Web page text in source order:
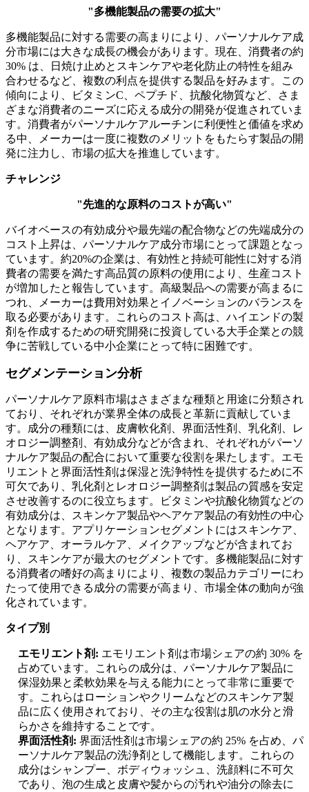
"多機能製品の需要の拡大"
多機能製品に対する需要の高まりにより、パーソナルケア成
分市場には大きな成長の機会があります。現在、消費者の約
30% は、日焼け止めとスキンケアや老化防止の特性を組み
合わせるなど、複数の利点を提供する製品を好みます。この
傾向により、ビタミンC、ペプチド、抗酸化物質など、さま
ざまな消費者のニーズに応える成分の開発が促進されていま
す。消費者がパーソナルケアルーチンに利便性と価値を求め
る中、メーカーは一度に複数のメリットをもたらす製品の開
発に注力し、市場の拡大を推進しています。
チャレンジ
"先進的な原料のコストが高い"
バイオベースの有効成分や最先端の​​配合物などの先端成分の
コスト上昇は、パーソナルケア成分市場にとって課題となっ
ています。約20%の企業は、有効性と持続可能性に対する消
費者の需要を満たす高品質の原料の使用により、生産コスト
が増加したと報告しています。高級製品への需要が高まるに
つれ、メーカーは費用対効果とイノベーションのバランスを
取る必要があります。これらのコスト高は、ハイエンドの製
剤を作成するための研究開発に投資している大手企業との競
争に苦戦している中小企業にとって特に困難です。
セグメンテーション分析
パーソナルケア原料市場はさまざまな種類と用途に分類され
ており、それぞれが業界全体の成長と革新に貢献していま
す。成分の種類には、皮膚軟化剤、界面活性剤、乳化剤、レ
オロジー調整剤、有効成分などが含まれ、それぞれがパーソ
ナルケア製品の配合において重要な役割を果たします。エモ
リエントと界面活性剤は保湿と洗浄特性を提供するために不
可欠であり、乳化剤とレオロジー調整剤は製品の質感を安定
させ改善するのに役立ちます。ビタミンや抗酸化物質などの
有効成分は、スキンケア製品やヘアケア製品の有効性の中心
となります。アプリケーションセグメントにはスキンケア、
ヘアケア、オーラルケア、メイクアップなどが含まれてお
り、スキンケアが最大のセグメントです。多機能製品に対す
る消費者の嗜好の高まりにより、複数の製品カテゴリーにわ
たって使用できる成分の需要が高まり、市場全体の動向が強
化されています。
タイプ別
エモリエント剤: エモリエント剤は市場シェアの約 30% を
占めています。これらの成分は、パーソナルケア製品に
保湿効果と柔軟効果を与える能力にとって非常に重要で
す。これらはローションやクリームなどのスキンケア製
品に広く使用されており、その主な役割は肌の水分と滑
らかさを維持することです。
界面活性剤: 界面活性剤は市場シェアの約 25% を占め、パ
ーソナルケア製品の洗浄剤として機能します。これらの
成分はシャンプー、ボディウォッシュ、洗顔料に不可欠
であり、泡の生成と皮膚や髪からの汚れや油分の除去に